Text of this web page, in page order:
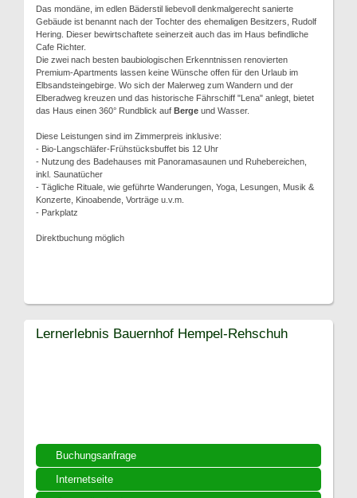
Das mondäne, im edlen Bäderstil liebevoll denkmalgerecht sanierte
Gebäude ist benannt nach der Tochter des ehemaligen Besitzers, Rudolf
Hering. Dieser bewirtschaftete seinerzeit auch das im Haus befindliche
Cafe Richter.
Die zwei nach besten baubiologischen Erkenntnissen renovierten
Premium-Apartments lassen keine Wünsche offen für den Urlaub im
Elbsandsteingebirge. Wo sich der Malerweg zum Wandern und der
Elberadweg kreuzen und das historische Fährschiff "Lena" anlegt, bietet
das Haus einen 360° Rundblick auf Berge und Wasser.
Diese Leistungen sind im Zimmerpreis inklusive:
- Bio-Langschläfer-Frühstücksbuffet bis 12 Uhr
- Nutzung des Badehauses mit Panoramasaunen und Ruhebereichen,
inkl. Saunatücher
- Tägliche Rituale, wie geführte Wanderungen, Yoga, Lesungen, Musik &
Konzerte, Kinoabende, Vorträge u.v.m.
- Parkplatz
Direktbuchung möglich
Buchungsanfrage
Internetseite
Lernerlebnis Bauernhof Hempel-Rehschuh